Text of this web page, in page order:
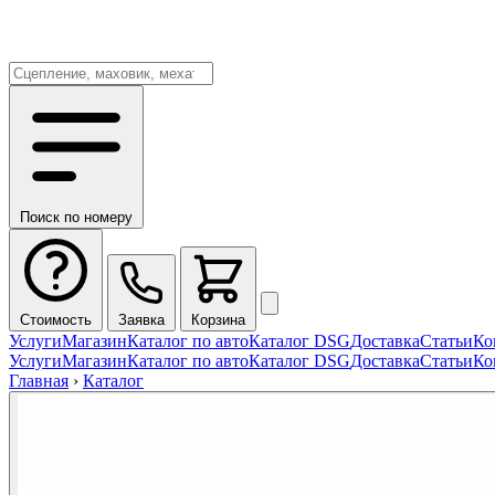
Поиск по номеру
Стоимость Заявка Корзина
УслугиМагазинКаталог по автоКаталог DSGДоставкаСтатьи
УслугиМагазинКаталог по автоКаталог DSGДоставкаСтатьи
Главная › Каталог